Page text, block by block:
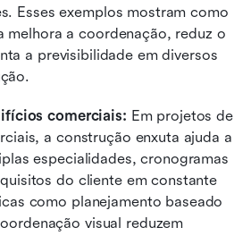
Esses exemplos mostram como
melhora a coordenação, reduz o
a previsibilidade em diversos
comerciais: Em projetos de
a construção enxuta ajuda a
especialidades, cronogramas
do cliente em constante
como planejamento baseado
visual reduzem